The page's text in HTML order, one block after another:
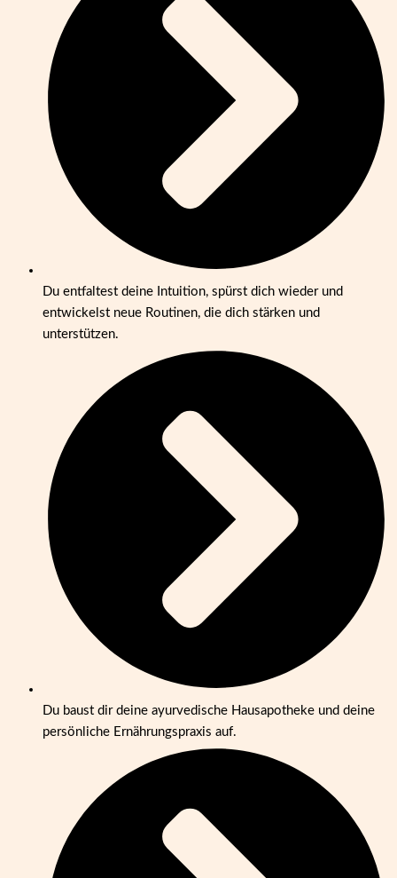
Du entfaltest deine Intuition, spürst dich wieder und
entwickelst neue Routinen, die dich stärken und
unterstützen.
Du baust dir deine ayurvedische Hausapotheke und deine
persönliche Ernährungspraxis auf.